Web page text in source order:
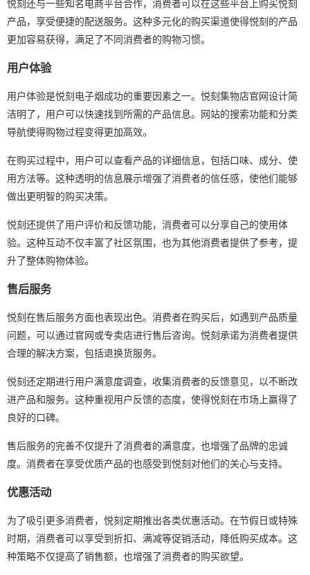
悦刻还与一些知名电商平台合作，消费者可以在这些平台上购买悦刻
产品，享受便捷的配送服务。这种多元化的购买渠道使得悦刻的产品
更加容易获得，满足了不同消费者的购物习惯。
用户体验
用户体验是悦刻电子烟成功的重要因素之一。悦刻集物店官网设计简
洁明了，用户可以快速找到所需的产品信息。网站的搜索功能和分类
导航使得购物过程变得更加高效。
在购买过程中，用户可以查看产品的详细信息，包括口味、成分、使
用方法等。这种透明的信息展示增强了消费者的信任感，使他们能够
做出更明智的购买决策。
悦刻还提供了用户评价和反馈功能，消费者可以分享自己的使用体
验。这种互动不仅丰富了社区氛围，也为其他消费者提供了参考，提
升了整体购物体验。
售后服务
悦刻在售后服务方面也表现出色。消费者在购买后，如遇到产品质量
问题，可以通过官网或专卖店进行售后咨询。悦刻承诺为消费者提供
合理的解决方案，包括退换货服务。
悦刻还定期进行用户满意度调查，收集消费者的反馈意见，以不断改
进产品和服务。这种重视用户反馈的态度，使得悦刻在市场上赢得了
良好的口碑。
售后服务的完善不仅提升了消费者的满意度，也增强了品牌的忠诚
度。消费者在享受优质产品的也感受到悦刻对他们的关心与支持。
优惠活动
为了吸引更多消费者，悦刻定期推出各类优惠活动。在节假日或特殊
时期，消费者可以享受到折扣、满减等促销活动，降低购买成本。这
种策略不仅提高了销售额，也增强了消费者的购买欲望。